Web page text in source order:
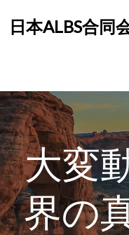
日本ALBS合同
大変
界の